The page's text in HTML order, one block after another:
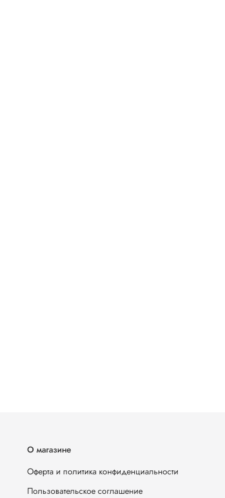
О магазине
Оферта и политика конфиденциальности
Пользовательское соглашение